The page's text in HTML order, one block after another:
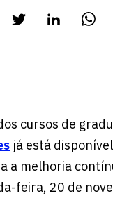
cursos de
já está
a melhoria
feira, 20 de